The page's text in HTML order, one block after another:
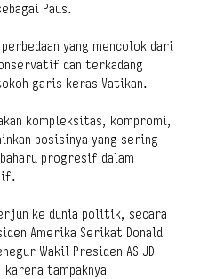
Paus.
yang mencolok dari
dan terkadang
garis keras Vatikan.
kompleksitas, kompromi,
posisinya yang sering
progresif dalam
ke dunia politik, secara
Amerika Serikat Donald
Wakil Presiden AS JD
tampaknya